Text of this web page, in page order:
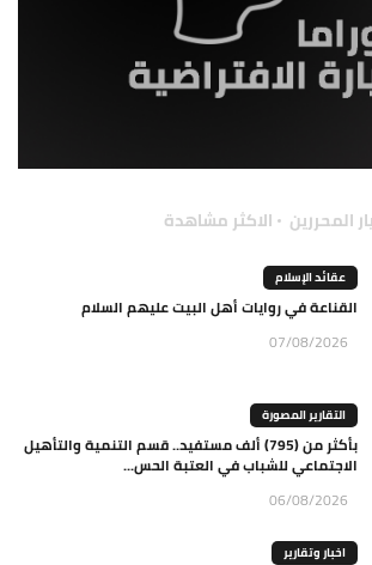
المحررين الاكثر مشاهدة
عقائد الإسلام
القناعة في روايات أهل البيت عليهم السلام
07/08/2026
التقارير المصورة
بأكثر من (795) ألف مستفيد.. قسم التنمية والتأهيل
الاجتماعي للشباب في العتبة الحس...
06/08/2026
اخبار وتقارير